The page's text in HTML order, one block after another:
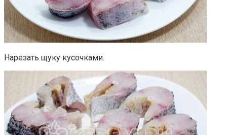
Нарезать щуку кусочками.